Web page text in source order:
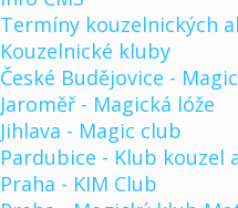
Termíny kouzelnických
Kouzelnické kluby
České Budějovice -
Jaroměř - Magická lóže
Jihlava - Magic club
Pardubice - Klub kouzel
Praha - KIM Club